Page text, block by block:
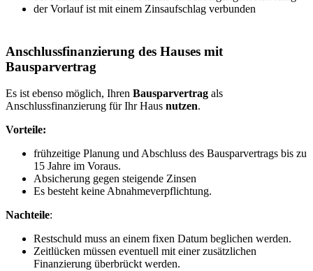
der Vorlauf ist mit einem Zinsaufschlag verbunden
Anschlussfinanzierung des Hauses mit
Bausparvertrag
Es ist ebenso möglich, Ihren Bausparvertrag als
Anschlussfinanzierung für Ihr Haus nutzen.
Vorteile:
frühzeitige Planung und Abschluss des Bausparvertrags bis zu
15 Jahre im Voraus.
Absicherung gegen steigende Zinsen
Es besteht keine Abnahmeverpflichtung.
Nachteile:
Restschuld muss an einem fixen Datum beglichen werden.
Zeitlücken müssen eventuell mit einer zusätzlichen
Finanzierung überbrückt werden.